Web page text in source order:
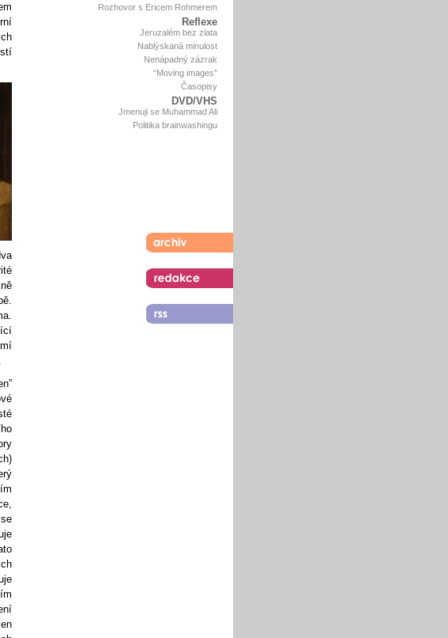
Rozhovor s Ericem Rohmerem
Reflexe
Jeruzalém bez zlata
Nablýskaná minulost
Nenápadný zázrak
“Moving images”
Časopisy
DVD/VHS
Jmenuji se Muhammad Ali
Politika brainwashingu